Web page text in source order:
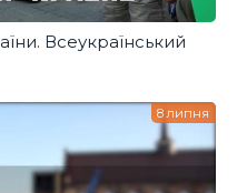
Всеукраїнський
8 липня